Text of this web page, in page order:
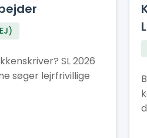
SL 2026
søger lejrfrivillige